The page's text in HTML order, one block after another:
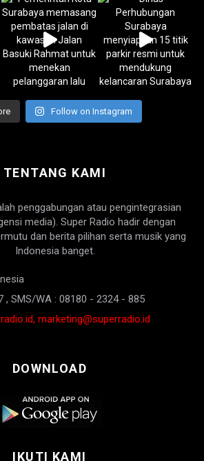
Follow on Instagram
TENTANG KAMI
penggabungan atau pengintegrasian
media). Super Radio hadir dengan
dan berita pilihan serta musik yang
Indonesia banget.
, SMS/WA : 08180 - 2324 - 885
marketing@superradio.id
DOWNLOAD
IKUTI KAMI